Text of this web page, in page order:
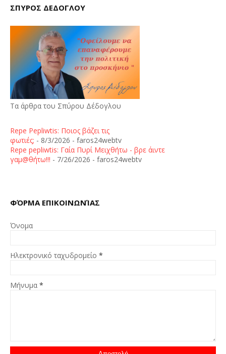
ΣΠΥΡΟΣ ΔΕΔΟΓΛΟΥ
Τα άρθρα του Σπύρου Δέδογλου
Repe Pepliwtis: Ποιος βάζει τις
φωτιές; - 8/3/2026 - faros24webtv
Repe pepliwtis: Γαία Πυρί Μειχθήτω - βρε άιντε
γαμ@θήτω!!! - 7/26/2026 - faros24webtv
ΦΌΡΜΑ ΕΠΙΚΟΙΝΩΝΊΑΣ
Όνομα
Ηλεκτρονικό ταχυδρομείο *
Μήνυμα *